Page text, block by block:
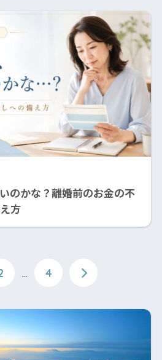
のかな？離婚前のお金の不
方
… 4